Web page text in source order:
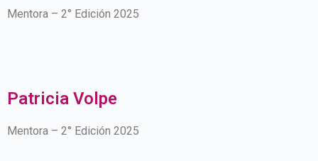
Mentora – 2° Edición 2025
Patricia Volpe
Mentora – 2° Edición 2025